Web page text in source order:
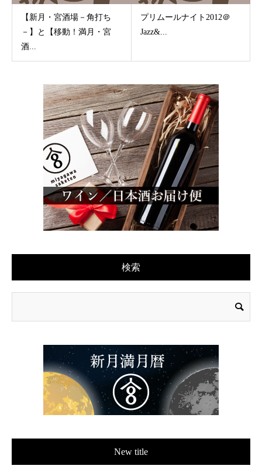
【新月・宮酒場－角打ち
－】と【移動！満月・宮
酒...
プリムールナイト2012＠
Jazz&...
検索
New title